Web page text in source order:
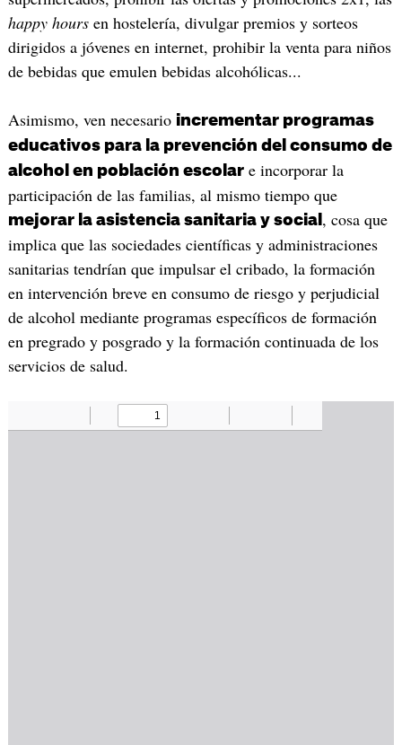
happy hoursen hostelería, divulgar premios y sorteos
dirigidos a jóvenes en internet, prohibir la venta para niños
de bebidas que emulen bebidas alcohólicas...
Asimismo, ven necesario incrementar programas
educativos para la prevención del consumo de
alcohol en población escolare incorporar la
participación de las familias, al mismo tiempo que
mejorar la asistencia sanitaria y social , cosa que
implica que las sociedades científicas y administraciones
sanitarias tendrían que impulsar el cribado, la formación
en intervención breve en consumo de riesgo y perjudicial
de alcohol mediante programas específicos de formación
en pregrado y posgrado y la formación continuada de los
servicios de salud.